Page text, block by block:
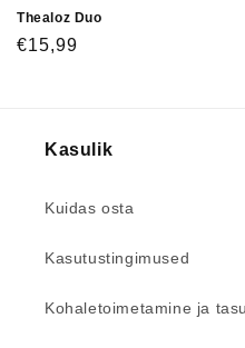
Thealoz Duo
€15,99
Kasulik
Kuidas osta
Kasutustingimused
Kohaletoimetamine ja